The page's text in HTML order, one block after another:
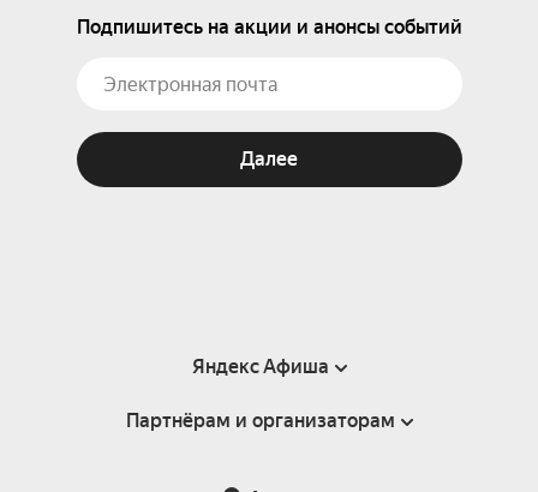
Подпишитесь на акции и анонсы событий
Далее
Яндекс Афиша
Справка
Партнёрам и организаторам